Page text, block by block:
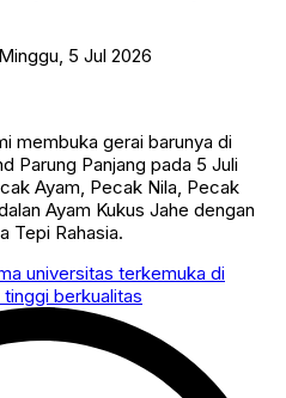
5 Jul 2026
membuka gerai barunya di
Parung Panjang pada 5 Juli
Ayam, Pecak Nila, Pecak
Ayam Kukus Jahe dengan
Tepi Rahasia.